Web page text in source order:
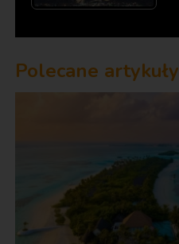
Polecane artykuły